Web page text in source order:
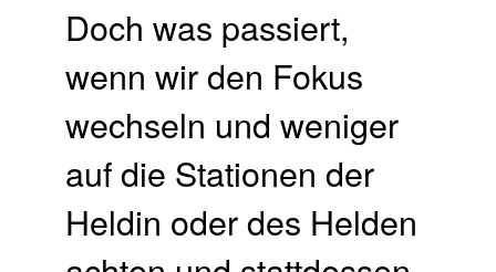
Doch was passiert,
wenn wir den Fokus
wechseln und weniger
auf die Stationen der
Heldin oder des Helden